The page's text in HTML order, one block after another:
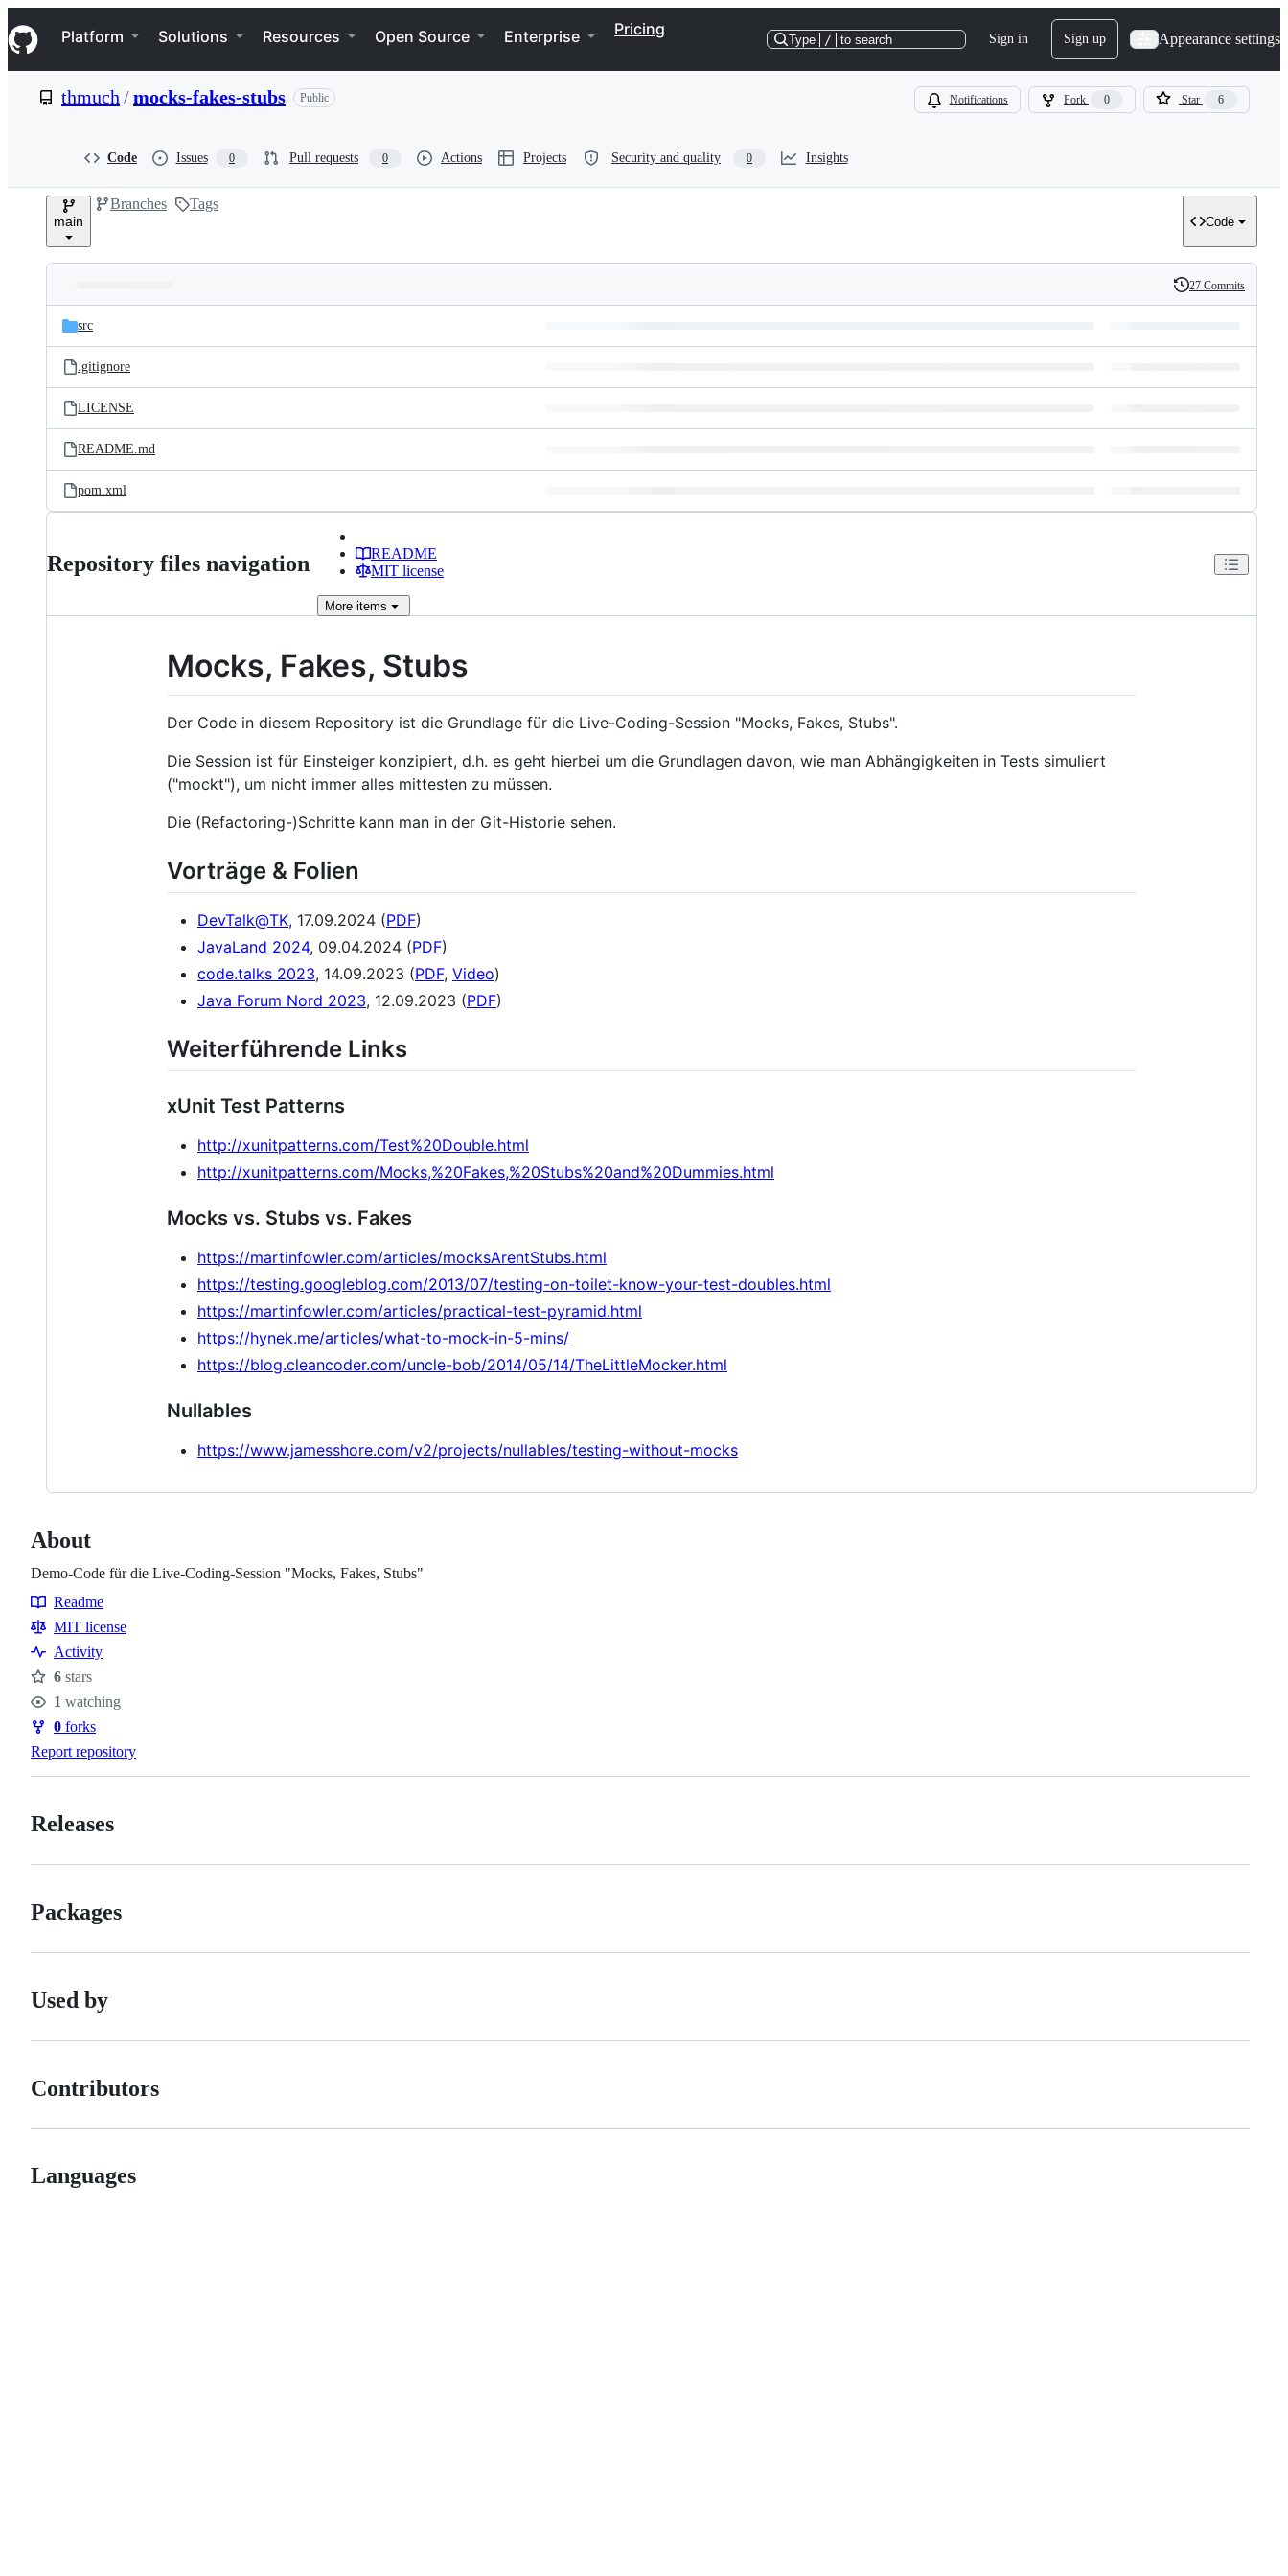
k
i
p
e
Navigation Menu
Platform Solutions Resources Open Source Enterprise Pricing
Type / to search Sign in Sign up Appearance settings
thmuch /mocks-fakes-stubs Public Notifications Fork 0 Star 6
Code Issues 0 Pull requests 0 Actions Projects Security and quality 0 Insights
main
Branches Tags
Code
and
files
Latest
commit
History
27 Commits
src
.gitignore
LICENSE
README.md
pom.xml
Repository files navigation
README
MIT license
More items
Mocks, Fakes, Stubs
Der Code in diesem Repository ist die Grundlage für die Live-Coding-Session "Mocks, Fakes, Stubs".
Die Session ist für Einsteiger konzipiert, d.h. es geht hierbei um die Grundlagen davon, wie man Abhängigkeiten in Tests simuliert
("mockt"), um nicht immer alles mittesten zu müssen.
Die (Refactoring-)Schritte kann man in der Git-Historie sehen.
Vorträge & Folien
DevTalk@TK, 17.09.2024 (PDF)
JavaLand 2024, 09.04.2024 (PDF)
code.talks 2023, 14.09.2023 (PDF, Video)
Java Forum Nord 2023, 12.09.2023 (PDF)
Weiterführende Links
xUnit Test Patterns
http://xunitpatterns.com/Test%20Double.html
http://xunitpatterns.com/Mocks,%20Fakes,%20Stubs%20and%20Dummies.html
Mocks vs. Stubs vs. Fakes
https://martinfowler.com/articles/mocksArentStubs.html
https://testing.googleblog.com/2013/07/testing-on-toilet-know-your-test-doubles.html
https://martinfowler.com/articles/practical-test-pyramid.html
https://hynek.me/articles/what-to-mock-in-5-mins/
https://blog.cleancoder.com/uncle-bob/2014/05/14/TheLittleMocker.html
Nullables
https://www.jamesshore.com/v2/projects/nullables/testing-without-mocks
About
Demo-Code für die Live-Coding-Session "Mocks, Fakes, Stubs"
Resources
Readme
MIT license
Activity
Stars
6 stars
Watchers
1 watching
Forks
0 forks
Report repository
Releases
Packages
Used by
Contributors
Languages